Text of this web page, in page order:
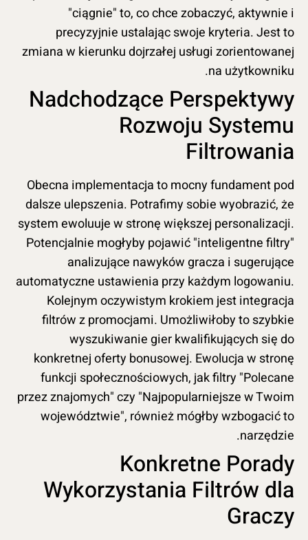
"ciągnie" to, co chce zobaczyć, aktywnie i
precyzyjnie ustalając swoje kryteria. Jest to
zmiana w kierunku dojrzałej usługi zorientowanej
na użytkowniku.
Nadchodzące Perspektywy
Rozwoju Systemu
Filtrowania
Obecna implementacja to mocny fundament pod
dalsze ulepszenia. Potrafimy sobie wyobrazić, że
system ewoluuje w stronę większej personalizacji.
Potencjalnie mogłyby pojawić "inteligentne filtry"
analizujące nawyków gracza i sugerujące
automatyczne ustawienia przy każdym logowaniu.
Kolejnym oczywistym krokiem jest integracja
filtrów z promocjami. Umożliwiłoby to szybkie
wyszukiwanie gier kwalifikujących się do
konkretnej oferty bonusowej. Ewolucja w stronę
funkcji społecznościowych, jak filtry "Polecane
przez znajomych" czy "Najpopularniejsze w Twoim
województwie", również mógłby wzbogacić to
narzędzie.
Konkretne Porady
Wykorzystania Filtrów dla
Graczy